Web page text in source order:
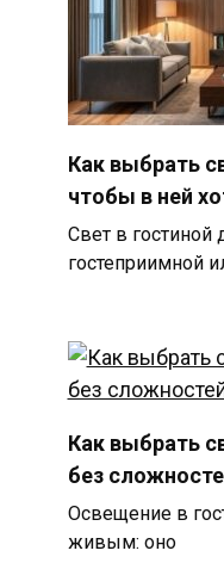
Как выбрать
чтобы в ней
Свет в гостиной
гостеприимной
Как выбрать
без
Освещение в
живым: оно